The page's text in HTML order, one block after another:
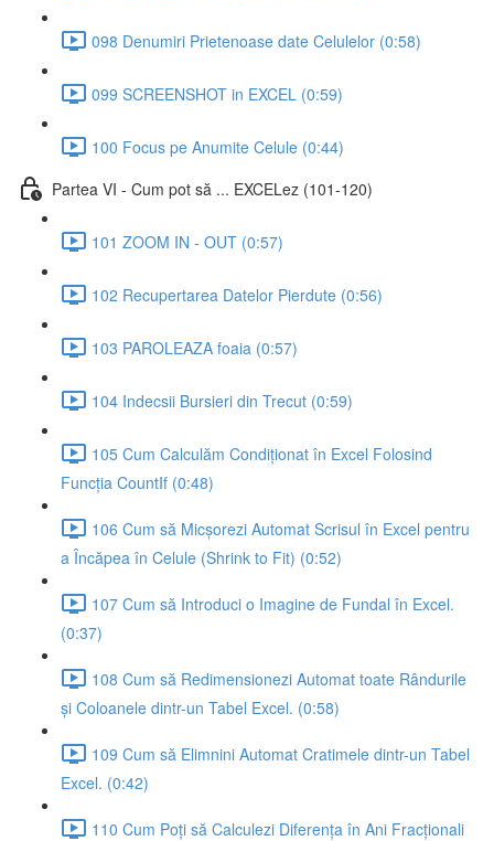
098 Denumiri Prietenoase date Celulelor (0:58)
099 SCREENSHOT in EXCEL (0:59)
100 Focus pe Anumite Celule (0:44)
Partea VI - Cum pot să ... EXCELez (101-120)
101 ZOOM IN - OUT (0:57)
102 Recupertarea Datelor Pierdute (0:56)
103 PAROLEAZA foaia (0:57)
104 Indecsii Bursieri din Trecut (0:59)
105 Cum Calculăm Condiționat în Excel Folosind
Funcția CountIf (0:48)
106 Cum să Micșorezi Automat Scrisul în Excel pentru
a Încăpea în Celule (Shrink to Fit) (0:52)
107 Cum să Introduci o Imagine de Fundal în Excel.
(0:37)
108 Cum să Redimensionezi Automat toate Rândurile
și Coloanele dintr-un Tabel Excel. (0:58)
109 Cum să Elimnini Automat Cratimele dintr-un Tabel
Excel. (0:42)
110 Cum Poți să Calculezi Diferența în Ani Fracționali